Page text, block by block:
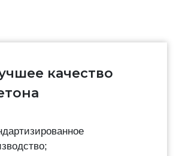
качество